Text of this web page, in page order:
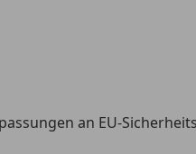
an EU-